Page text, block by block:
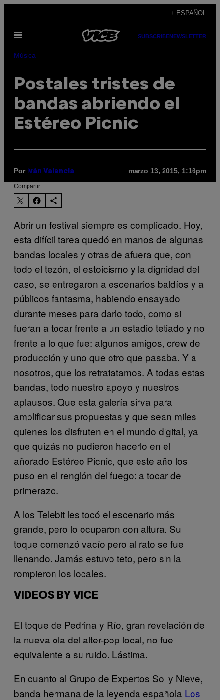
contenido
+ ESPAÑOL
Abrir
SUBSCRIBENEWSLETTER
Música
Postales tristes de
bandas abriendo el
Estéreo Picnic
Por Iván Valencia marzo 13, 2015, 1:16pm
Compartir:
Abrir un festival siempre es complicado. Hoy,
esta difícil tarea quedó en manos de algunas
bandas locales y otras de afuera que, con
todo el tezón, el estoicismo y la dignidad del
caso, se entregaron a escenarios baldíos y a
públicos fantasma, habiendo ensayado
durante meses para darlo todo, como si
fueran a tocar frente a un estadio tetiado y no
frente a lo que fue: algunos amigos, crew de
producción y uno que otro que pasaba. Y a
nosotros, que los retratatamos. A todas estas
bandas, todo nuestro apoyo y nuestros
aplausos. Que esta galería sirva para
amplificar sus propuestas y que sean miles
quienes los disfruten en el mundo digital, ya
que quizás no pudieron hacerlo en el
añorado Estéreo Picnic, que este año los
puso en el renglón del fuego: a tocar de
primerazo.
A los Telebit les tocó el escenario más
grande, pero lo ocuparon con altura. Su
toque comenzó vacío pero al rato se fue
llenando. Jamás estuvo teto, pero sin la
rompieron los locales.
VIDEOS BY VICE
El toque de Pedrina y Río, gran revelación de
la nueva ola del alter-pop local, no fue
equivalente a su ruido. Lástima.
En cuanto al Grupo de Expertos Sol y Nieve,
banda hermana de la leyenda española Los